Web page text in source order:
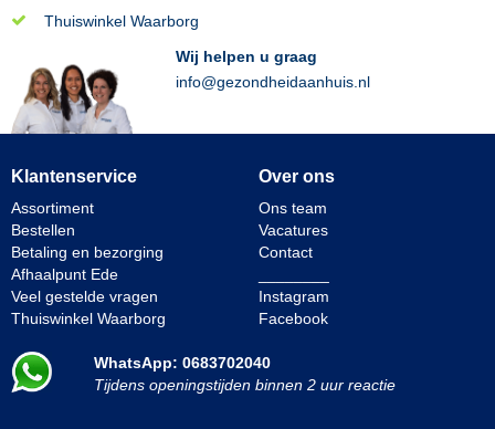
Thuiswinkel Waarborg
Wij helpen u graag
info@gezondheidaanhuis.nl
Klantenservice
Assortiment
Bestellen
Betaling en bezorging
Afhaalpunt Ede
Veel gestelde vragen
Thuiswinkel Waarborg
Over ons
Ons team
Vacatures
Contact
Instagram
Facebook
WhatsApp: 0683702040
Tijdens openingstijden binnen 2 uur reactie